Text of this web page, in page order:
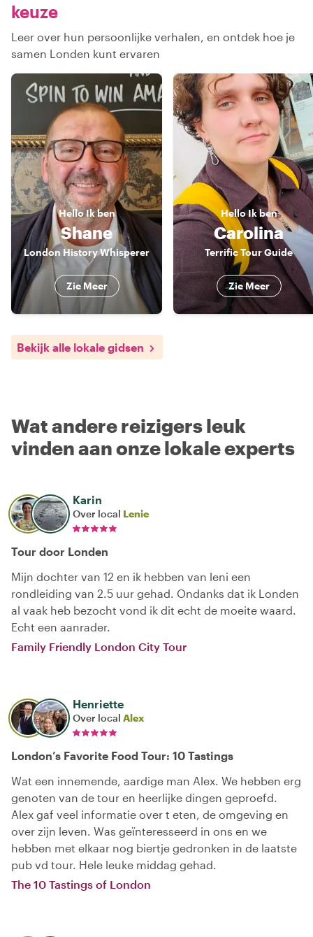
keuze
Leer over hun persoonlijke verhalen, en ontdek hoe je
samen Londen kunt ervaren
HelloIk ben
Shane
London History Whisperer
Zie Meer
HelloIk ben
Carolina
Terrific Tour Guide
Zie Meer
Bekijk alle lokale gidsen
Wat andere reizigers leuk
vinden aan onze lokale experts
Karin
Over local Lenie
Tour door Londen
Mijn dochter van 12 en ik hebben van leni een
rondleiding van 2.5 uur gehad. Ondanks dat ik Londen
al vaak heb bezocht vond ik dit echt de moeite waard.
Echt een aanrader.
Family Friendly London City Tour
Henriette
Over local Alex
London’s Favorite Food Tour: 10 Tastings
Wat een innemende, aardige man Alex. We hebben erg
genoten van de tour en heerlijke dingen geproefd.
Alex gaf veel informatie over t eten, de omgeving en
over zijn leven. Was geïnteresseerd in ons en we
hebben met elkaar nog biertje gedronken in de laatste
pub vd tour. Hele leuke middag gehad.
The 10 Tastings of London